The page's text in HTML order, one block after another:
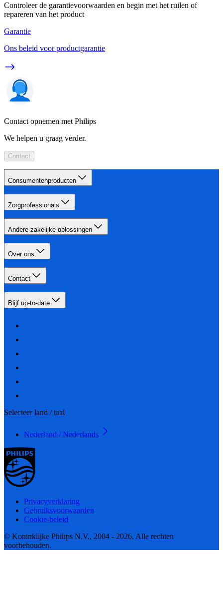
Controleer de garantievoorwaarden en begin met het ruilen of
repareren van het product
Garantie
Ons beleid voor productgarantie
Contact opnemen met Philips
We helpen u graag verder.
Contact
Consumentenproducten
Zorgprofessionals
Andere zakelijke oplossingen
Over ons
Contact
Blijf up-to-date
Selecteer land / taal
Nederland / Nederlands
Privacyverklaring
Gebruiksvoorwaarden
Cookie-beleid
© Koninklijke Philips N.V., 2004 - 2026. Alle rechten
voorbehouden.